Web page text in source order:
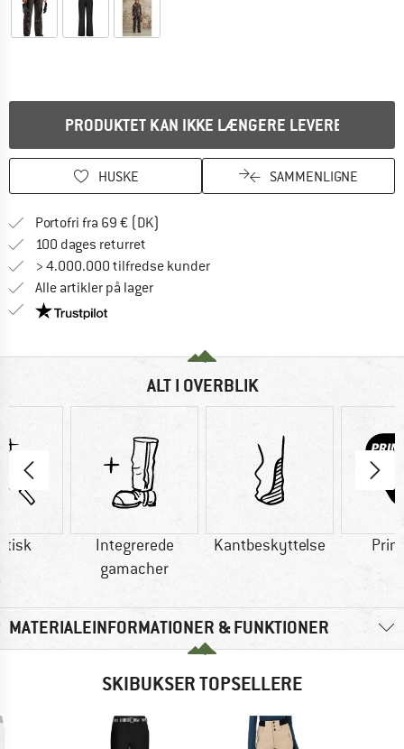
PRODUKTET KAN IKKE LÆNGERE LEVERES
HUSKE SAMMENLIGNE
Portofri fra 69 € (DK)
100 dages returret
> 4.000.000 tilfredse kunder
Alle artikler på lager
Vi er Trustpilot-certificeret - oplysningerne får du
ALT I OVERBLIK
Integrerede
gamacher
Kantbeskyttelse
MATERIALEINFORMATIONER & FUNKTIONER
SKIBUKSER TOPSELLERE